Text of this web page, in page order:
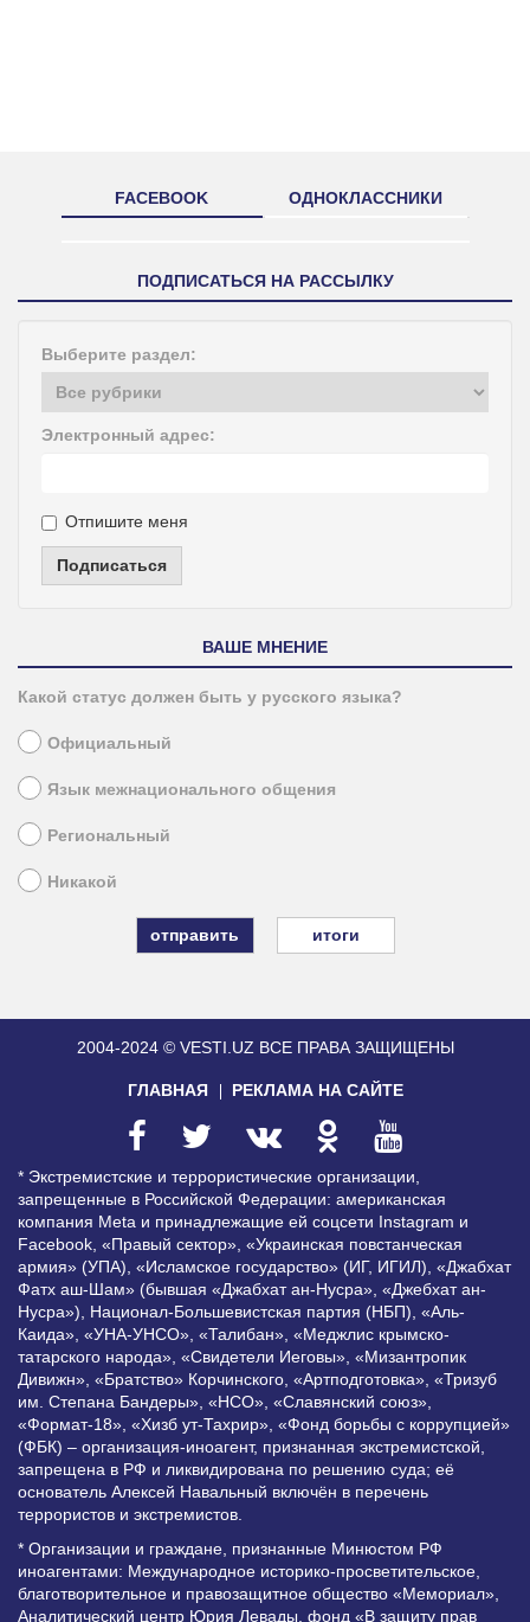
FACEBOOK ОДНОКЛАССНИКИ
ПОДПИСАТЬСЯ НА РАССЫЛКУ
Выберите раздел:
Электронный адрес:
Отпишите меня
Подписаться
ВАШЕ МНЕНИЕ
Какой статус должен быть у русского языка?
Официальный
Язык межнационального общения
Региональный
Никакой
итоги
2004-2024 © VESTI.UZ ВСЕ ПРАВА ЗАЩИЩЕНЫ
ГЛАВНАЯ РЕКЛАМА НА САЙТЕ
* Экстремистские и террористические организации,
запрещенные в Российской Федерации: американская
компания Meta и принадлежащие ей соцсети Instagram и
Facebook, «Правый сектор», «Украинская повстанческая
армия» (УПА), «Исламское государство» (ИГ, ИГИЛ), «Джабхат
Фатх аш-Шам» (бывшая «Джабхат ан-Нусра», «Джебхат ан-
Нусра»), Национал-Большевистская партия (НБП), «Аль-
Каида», «УНА-УНСО», «Талибан», «Меджлис крымско-
татарского народа», «Свидетели Иеговы», «Мизантропик
Дивижн», «Братство» Корчинского, «Артподготовка», «Тризуб
им. Степана Бандеры», «НСО», «Славянский союз»,
«Формат-18», «Хизб ут-Тахрир», «Фонд борьбы с коррупцией»
(ФБК) – организация-иноагент, признанная экстремистской,
запрещена в РФ и ликвидирована по решению суда; её
основатель Алексей Навальный включён в перечень
террористов и экстремистов.
* Организации и граждане, признанные Минюстом РФ
иноагентами: Международное историко-просветительское,
благотворительное и правозащитное общество «Мемориал»,
Аналитический центр Юрия Левады, фонд «В защиту прав